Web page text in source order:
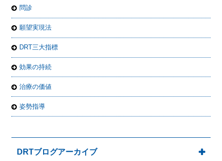
問診
願望実現法
DRT三大指標
効果の持続
治療の価値
姿勢指導
DRTブログアーカイブ